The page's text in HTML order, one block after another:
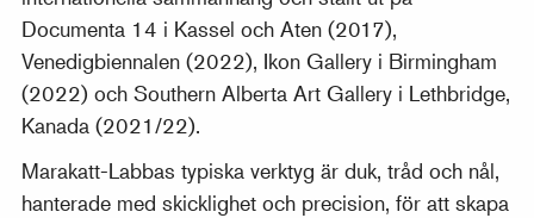
Documenta 14 i Kassel och Aten (2017),
Venedigbiennalen (2022), Ikon Gallery i Birmingham
(2022) och Southern Alberta Art Gallery i Lethbridge,
Kanada (2021/22).
Marakatt-Labbas typiska verktyg är duk, tråd och nål,
hanterade med skicklighet och precision, för att skapa